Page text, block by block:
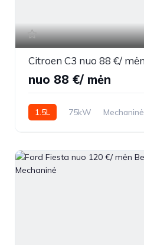
nuo 88 €/ mėn
1.5L 75kW Mechaninė